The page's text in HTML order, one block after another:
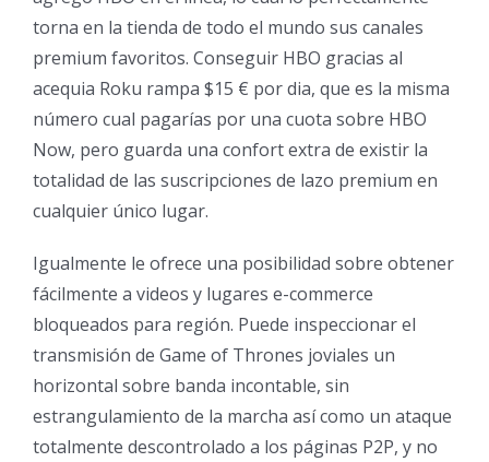
torna en la tienda de todo el mundo sus canales
premium favoritos. Conseguir HBO gracias al
acequia Roku rampa $15 € por dia, que es la misma
número cual pagarías por una cuota sobre HBO
Now, pero guarda una confort extra de existir la
totalidad de las suscripciones de lazo premium en
cualquier único lugar.
Igualmente le ofrece una posibilidad sobre obtener
fácilmente a videos y lugares e-commerce
bloqueados para región. Puede inspeccionar el
transmisión de Game of Thrones joviales un
horizontal sobre banda incontable, sin
estrangulamiento de la marcha así­ como un ataque
totalmente descontrolado a los páginas P2P, y no